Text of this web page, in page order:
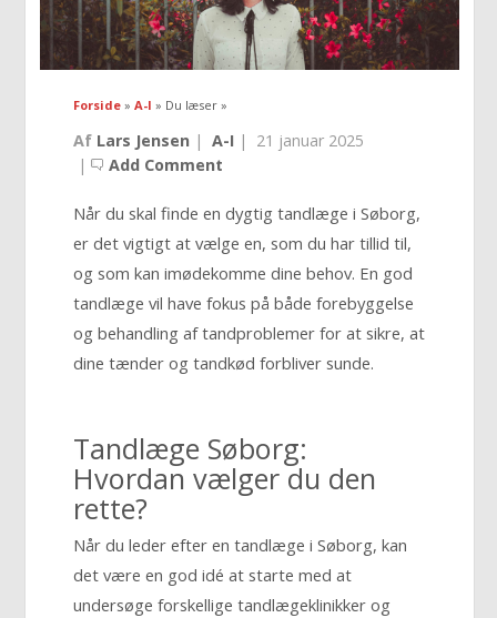
Forside» A-I » Du læser »
Af Lars Jensen| A-I| 21 januar 2025
|
Add Comment
Når du skal finde en dygtig tandlæge i Søborg,
er det vigtigt at vælge en, som du har tillid til,
og som kan imødekomme dine behov. En god
tandlæge vil have fokus på både forebyggelse
og behandling af tandproblemer for at sikre, at
dine tænder og tandkød forbliver sunde.
Tandlæge Søborg:
Hvordan vælger du den
rette?
Når du leder efter en tandlæge i Søborg, kan
det være en god idé at starte med at
undersøge forskellige tandlægeklinikker og